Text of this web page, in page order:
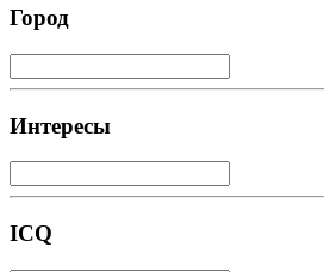
Город
Интересы
ICQ